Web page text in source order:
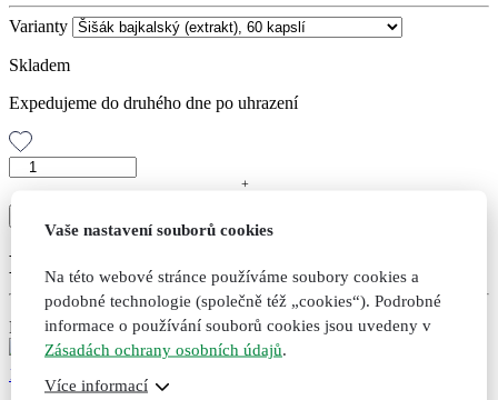
Varianty
Skladem
Expedujeme do druhého dne po uhrazení
Šišák
(extrakt),
60
+
Doporučené kombinace
Dárek
199
Vaše nastavení souborů cookies
Na této webové stránce používáme soubory cookies a
podobné technologie (společně též „cookies“). Podrobné
informace o používání souborů cookies jsou uvedeny v
Zásadách ochrany osobních údajů.
Více informací